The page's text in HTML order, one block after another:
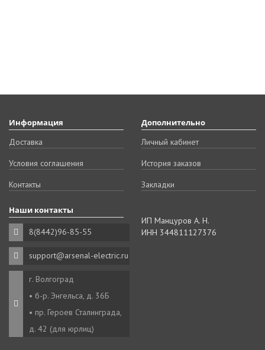
Информация
Доставка
Условия соглашения
Контакты
Дополнительно
Личный кабинет
История заказов
Закладки
Наши контакты
8(8442)96-85-55
support@arsenal-electric.ru
г. Волгоград
• б-р. Энгельса, д. 36Б
• пр. Героев Сталинграда,
д. 42 (для юрлиц)
ИП Манцуров А. Н.
ИНН 344811127376